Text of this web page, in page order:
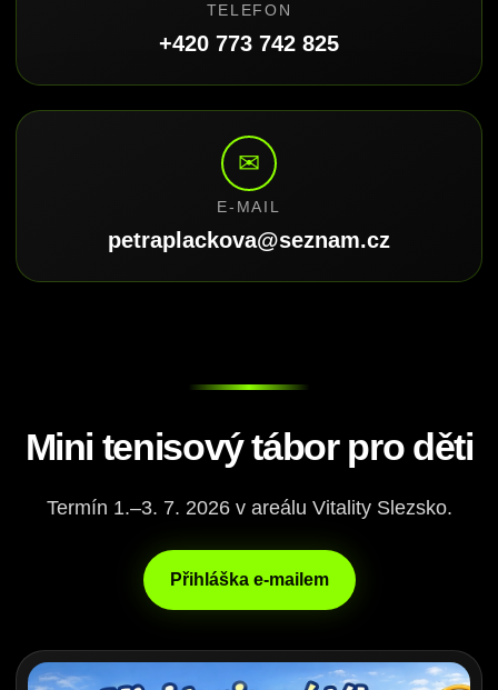
TELEFON
+420 773 742 825
✉
E-MAIL
petraplackova@seznam.cz
Mini tenisový tábor pro děti
Termín 1.–3. 7. 2026 v areálu Vitality Slezsko.
Přihláška e-mailem